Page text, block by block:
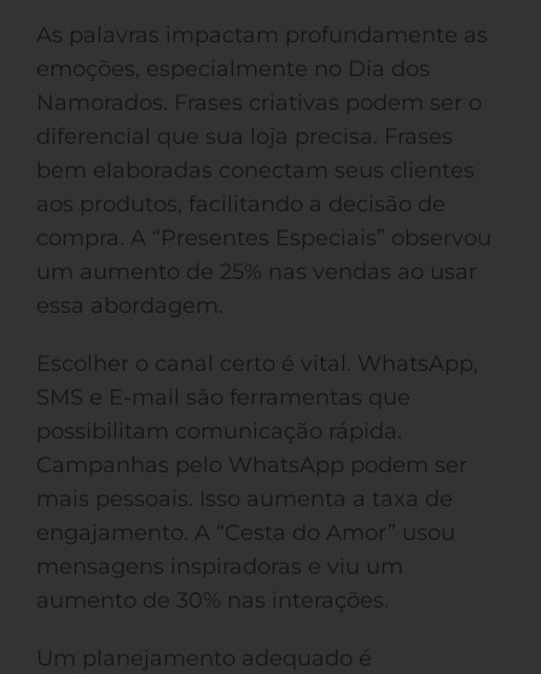
As palavras impactam profundamente as
emoções, especialmente no Dia dos
Namorados. Frases criativas podem ser o
diferencial que sua loja precisa. Frases
bem elaboradas conectam seus clientes
aos produtos, facilitando a decisão de
compra. A “Presentes Especiais” observou
um aumento de 25% nas vendas ao usar
essa abordagem.
Escolher o canal certo é vital. WhatsApp,
SMS e E-mail são ferramentas que
possibilitam comunicação rápida.
Campanhas pelo WhatsApp podem ser
mais pessoais. Isso aumenta a taxa de
engajamento. A “Cesta do Amor” usou
mensagens inspiradoras e viu um
aumento de 30% nas interações.
Um planejamento adequado é